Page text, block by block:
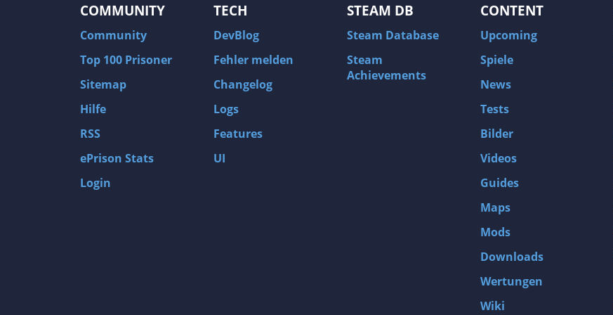
COMMUNITY
Community
Top 100 Prisoner
Sitemap
Hilfe
RSS
ePrison Stats
Login
TECH
DevBlog
Fehler melden
Changelog
Logs
Features
UI
STEAM DB
Steam Database
Steam
Achievements
CONTENT
Upcoming
Spiele
News
Tests
Bilder
Videos
Guides
Maps
Mods
Downloads
Wertungen
Wiki